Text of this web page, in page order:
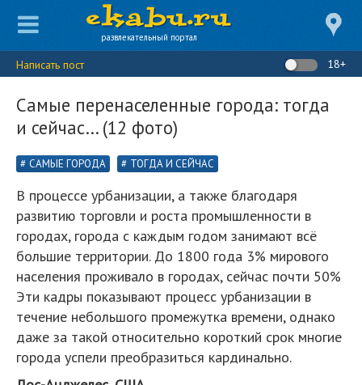
развлекательный портал
Написать пост 18+
Самые перенаселенные города: тогда
и сейчас… (12 фото)
САМЫЕ ГОРОДА ТОГДА И СЕЙЧАС
В процессе урбанизации, а также благодаря
развитию торговли и роста промышленности в
городах, города с каждым годом занимают всё
большие территории. До 1800 года 3% мирового
населения проживало в городах, сейчас почти 50%
Эти кадры показывают процесс урбанизации в
течение небольшого промежутка времени, однако
даже за такой относительно короткий срок многие
города успели преобразиться кардинально.